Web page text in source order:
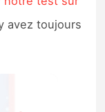
avez toujours